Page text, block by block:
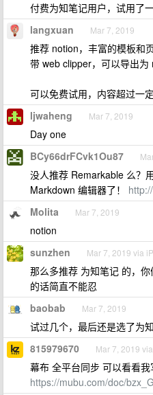
付费为知笔记用户，试用了
langxuan Mar 7, 2019
推荐 notion，丰富的模板和
带 web clipper，可以导出为
可以免费试用，内容超过一
ljwaheng Mar 7, 2019
Day one
BCy66drFCvk1Ou87
没人推荐 Remarkable 么？
Markdown 编辑器了！
Molita Mar 7, 2019
notion
sunzhen Mar 7, 2019 via
那么多推荐 为知笔记 的，
的话简直不能忍
baobab Mar 7, 2019
试过几个，最后还是选了为
815979670 Mar 7, 2019
幕布 全平台同步 可以看看
https://mubu.com/doc/